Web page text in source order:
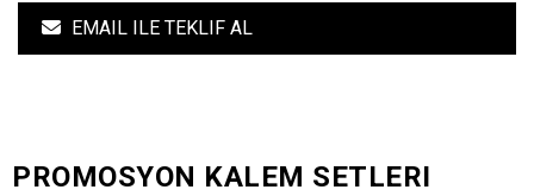
EMAIL ILE TEKLIF AL
PROMOSYON KALEM SETLERI